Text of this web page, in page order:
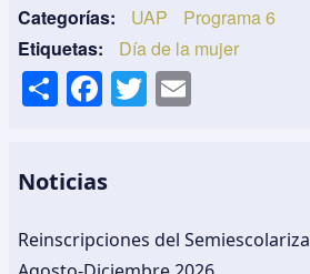
Categorías UAP
Programa 6
Etiquetas
Día de la mujer
S
h
e
F
a
e
b
o
T
wi
Noticias
Reinscripciones del